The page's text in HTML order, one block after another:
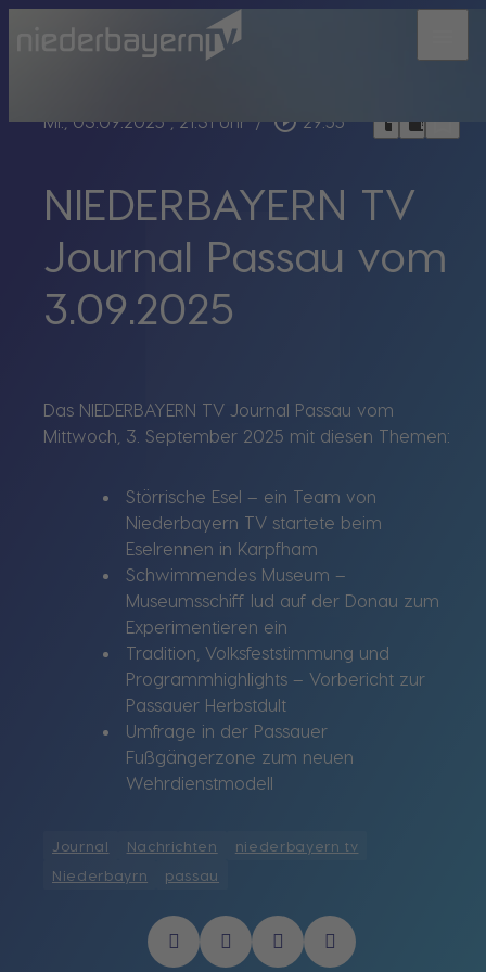
Mi., 03.09.2025, 21:31 Uhr / play_circle_outline 29:55 headphoneschrome_reader_modebookmark_border
NIEDERBAYERN TV
Journal Passau vom
3.09.2025
Das NIEDERBAYERN TV Journal Passau vom
Mittwoch, 3. September 2025 mit diesen Themen:
Störrische Esel – ein Team von
Niederbayern TV startete beim
Eselrennen in Karpfham
Schwimmendes Museum –
Museumsschiff lud auf der Donau zum
Experimentieren ein
Tradition, Volksfeststimmung und
Programmhighlights – Vorbericht zur
Passauer Herbstdult
Umfrage in der Passauer
Fußgängerzone zum neuen
Wehrdienstmodell
Journal Nachrichten
niederbayern tv
Niederbayrn
passau